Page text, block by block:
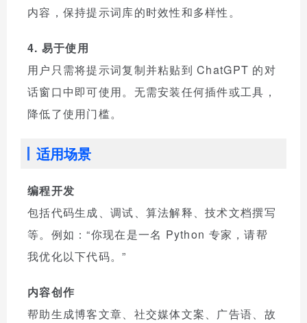
内容，保持提示词库的时效性和多样性。
4. 易于使用
用户只需将提示词复制并粘贴到 ChatGPT 的对
话窗口中即可使用。无需安装任何插件或工具，
降低了使用门槛。
适用场景
编程开发
包括代码生成、调试、算法解释、技术文档撰写
等。例如：“你现在是一名 Python 专家，请帮
我优化以下代码。”
内容创作
帮助生成博客文章、社交媒体文案、广告语、故